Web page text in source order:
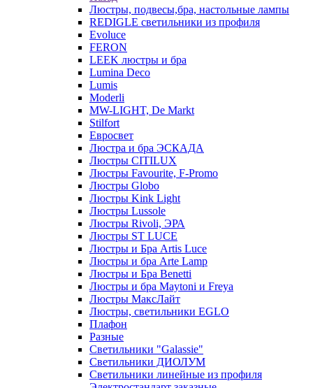
Люстры, подвесы,бра, настольные лампы
REDIGLE светильники из профиля
Evoluce
FERON
LEEK люстры и бра
Lumina Deco
Lumis
Moderli
MW-LIGHT, De Markt
Stilfort
Евросвет
Люстра и бра ЭСКАДА
Люстры CITILUX
Люстры Favourite, F-Promo
Люстры Globo
Люстры Kink Light
Люстры Lussole
Люстры Rivoli, ЭРА
Люстры ST LUCE
Люстры и Бра Artis Luce
Люстры и бра Arte Lamp
Люстры и Бра Benetti
Люстры и бра Maytoni и Freya
Люстры МаксЛайт
Люстры, светильники EGLO
Плафон
Разные
Светильники "Galassie"
Светильники ДИОЛУМ
Светильники линейные из профиля